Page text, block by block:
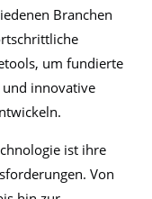
Branchen
um fundierte
und innovative
ist ihre
Von